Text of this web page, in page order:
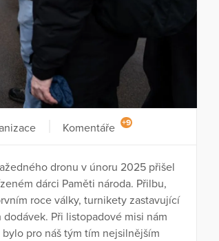
Komentáře +9
dronu v únoru 2025 přišel
dárci Paměti národa. Přilbu,
roce války, turnikety zastavující
Při listopadové misi nám
bylo pro náš tým tím nejsilnějším